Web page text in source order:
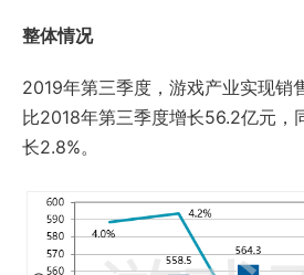
整体情况
2019年第三季度，游戏产业实现销
比2018年第三季度增长56.2亿元，
长2.8%。